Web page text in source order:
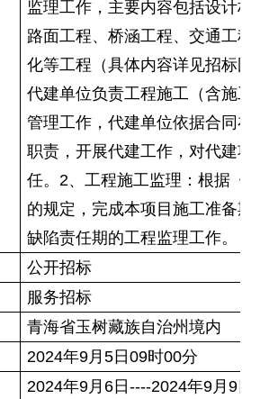
监理工作，主要内容包括设计桩号
路面工程、桥涵工程、交通工程、
化等工程（具体内容详见招标图纸
代建单位负责工程施工（含施工准
管理工作，代建单位依据合同在服
职责，开展代建工作，对代建项目
任。2、工程施工监理：根据《公
的规定，完成本项目施工准备期、
缺陷责任期的工程监理工作。
公开招标
服务招标
青海省玉树藏族自治州境内
2024年9月5日09时00分
2024年9 月 6日----2024年9 月9